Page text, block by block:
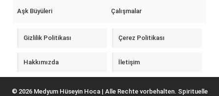
Aşk Büyüleri Çalışmalar
Gizlilik Politikası Çerez Politikası
Hakkımızda İletişim
© 2026 Medyum Hüseyin Hoca | Alle Rechte vorbehalten. Spirituelle